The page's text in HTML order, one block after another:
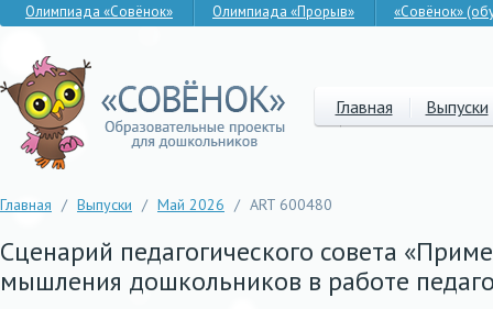
Олимпиада «Совёнок» Олимпиада «Прорыв» «Совёнок»
Главная Выпуски
Главная / Выпуски / Май 2026 / ART 600480
Сценарий педагогического совета
мышления дошкольников в работе